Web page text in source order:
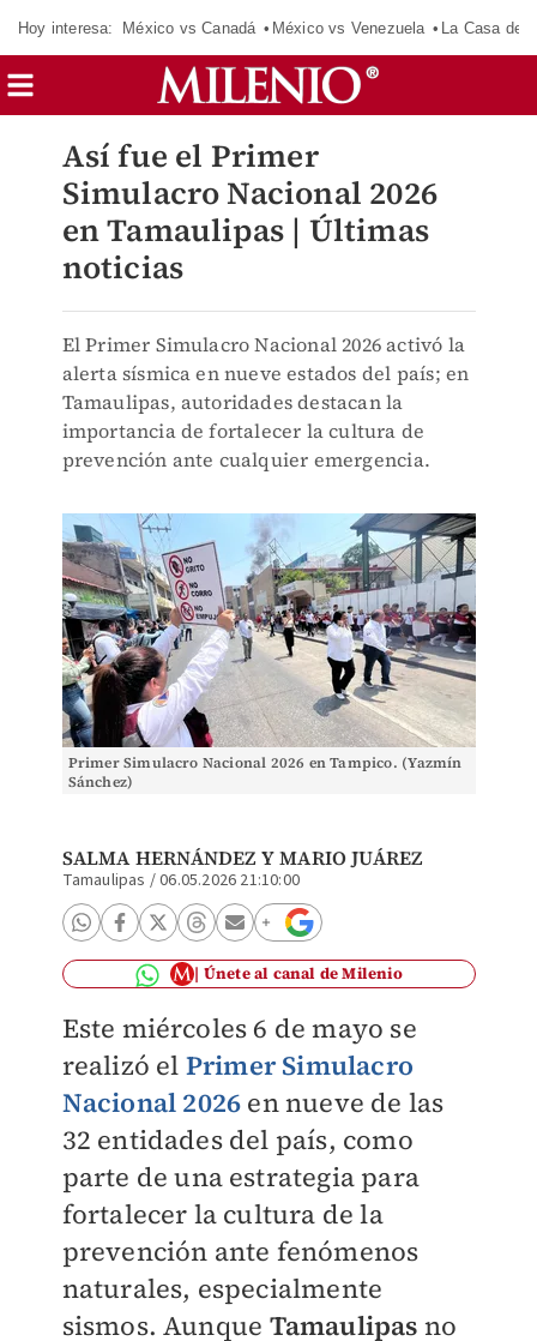
Hoy interesa: México vs Canadá México vs Venezuela La Casa de
Así fue el Primer
Simulacro Nacional 2026
en Tamaulipas | Últimas
noticias
El Primer Simulacro Nacional 2026 activó la
alerta sísmica en nueve estados del país; en
Tamaulipas, autoridades destacan la
importancia de fortalecer la cultura de
prevención ante cualquier emergencia.
Primer Simulacro Nacional 2026 en Tampico. (Yazmín
Sánchez)
SALMA HERNÁNDEZ Y MARIO JUÁREZ
Tamaulipas /06.05.2026 21:10:00
Únete al canal de Milenio
Este miércoles 6 de mayo se
realizó el Primer Simulacro
Nacional 2026 en nueve de las
32 entidades del país, como
parte de una estrategia para
fortalecer la cultura de la
prevención ante fenómenos
naturales, especialmente
sismos. Aunque Tamaulipas no